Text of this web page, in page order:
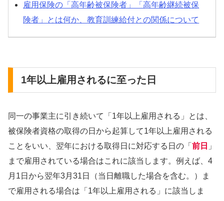
雇用保険の「高年齢被保険者」「高年齢継続被保
険者」とは何か、教育訓練給付との関係について
1年以上雇用されるに至った日
同一の事業主に引き続いて「1年以上雇用される」とは、
被保険者資格の取得の日から起算して1年以上雇用される
ことをいい、翌年における取得日に対応する日の「 前日 」
まで雇用されている場合はこれに該当します。例えば、4
月1日から翌年3月31日（当日離職した場合を含む。）ま
で雇用される場合は「1年以上雇用される」に該当しま